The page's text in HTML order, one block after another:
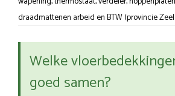
draadmattenen arbeid en BTW (provincie
Welke
goed samen?